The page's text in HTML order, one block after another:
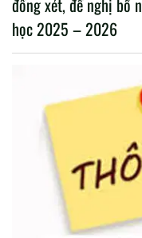
học 2025 – 2026